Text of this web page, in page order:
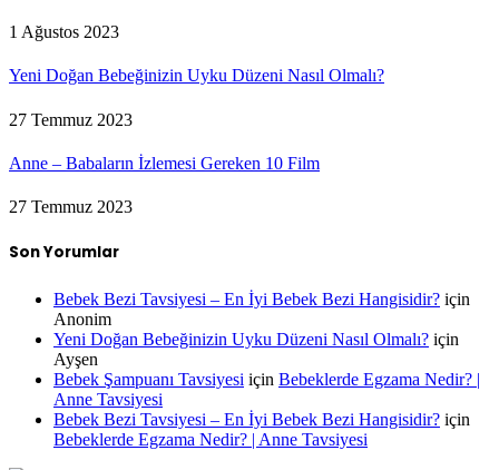
1 Ağustos 2023
Yeni Doğan Bebeğinizin Uyku Düzeni Nasıl Olmalı?
27 Temmuz 2023
Anne – Babaların İzlemesi Gereken 10 Film
27 Temmuz 2023
Son Yorumlar
Bebek Bezi Tavsiyesi – En İyi Bebek Bezi Hangisidir? için
Anonim
Yeni Doğan Bebeğinizin Uyku Düzeni Nasıl Olmalı? için
Ayşen
Bebek Şampuanı Tavsiyesi için Bebeklerde Egzama Nedir? |
Anne Tavsiyesi
Bebek Bezi Tavsiyesi – En İyi Bebek Bezi Hangisidir? için
Bebeklerde Egzama Nedir? | Anne Tavsiyesi